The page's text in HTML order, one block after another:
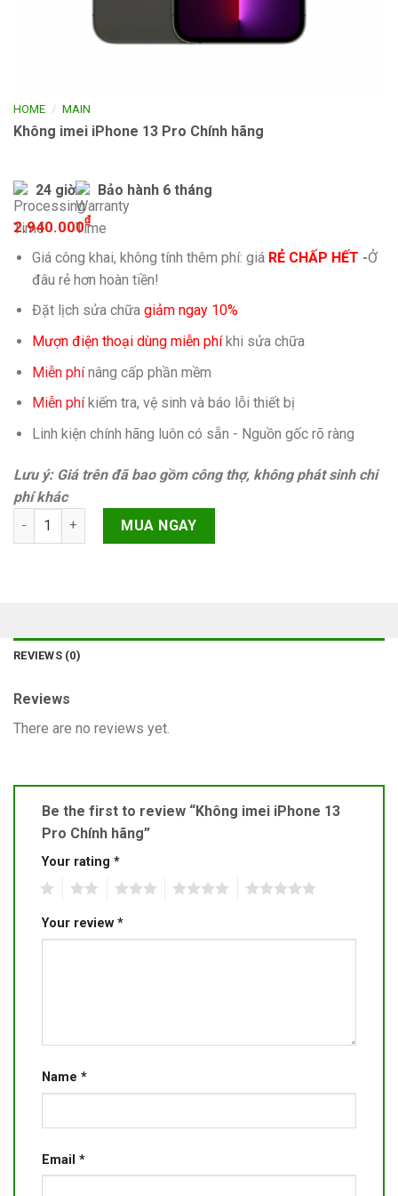
HOME / MAIN
Không imei iPhone 13 Pro Chính hãng
24 giờ Bảo hành 6 tháng
2.940.000₫
Giá công khai, không tính thêm phí: giá RẺ CHẤP HẾT -Ở
đâu rẻ hơn hoàn tiền!
Đặt lịch sửa chữa giảm ngay 10%
Mượn điện thoại dùng miễn phíkhi sửa chữa
Miễn phínâng cấp phần mềm
Miễn phíkiếm tra, vệ sinh và báo lỗi thiết bị
Linh kiện chính hãng luôn có sẵn - Nguồn gốc rõ ràng
Lưu ý: Giá trên đã bao gồm công thợ, không phát sinh chi
phí khác
Không imei iPhone 13 Pro Chính hãng quantity
MUA NGAY
REVIEWS (0)
Reviews
There are no reviews yet.
Be the first to review “Không imei iPhone 13
Pro Chính hãng”
Your rating *
Your review *
Name *
Email *